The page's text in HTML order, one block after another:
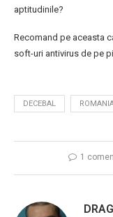
aptitudinile?
Recomand pe aceasta
soft-uri antivirus de pe
DECEBAL
1